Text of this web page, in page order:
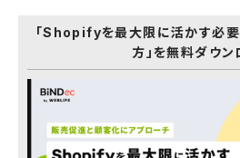
「Shopifyを最大限に活かす必要
方」を無料ダウン